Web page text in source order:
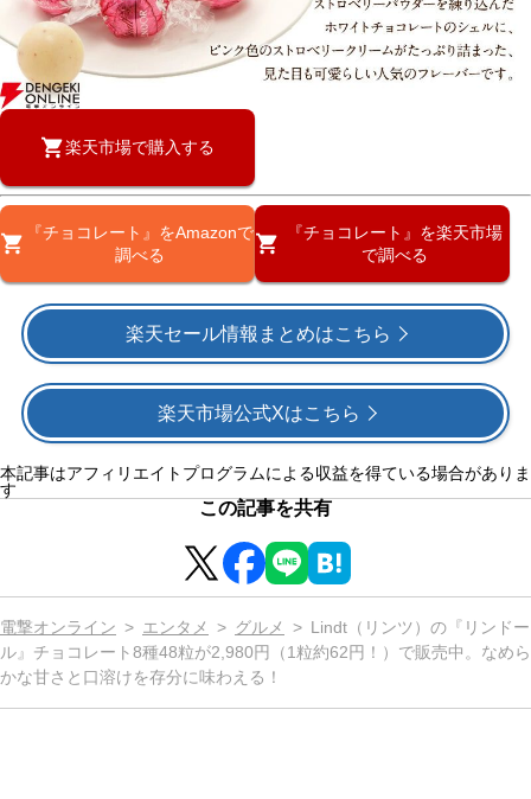
楽天市場で購入する
『チョコレート』をAmazonで
調べる
『チョコレート』を楽天市場
で調べる
楽天セール情報まとめはこちら
楽天市場公式Xはこちら
本記事はアフィリエイトプログラムによる収益を得ている場合がありま
す
この記事を共有
電撃オンライン エンタメ グルメ
Lindt（リンツ）の『リンドー
ル』チョコレート8種48粒が2,980円（1粒約62円！）で販売中。なめら
かな甘さと口溶けを存分に味わえる！